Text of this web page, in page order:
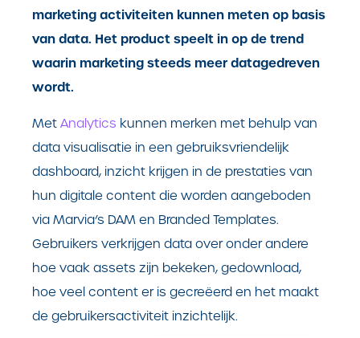
marketing activiteiten kunnen meten op basis
van data. Het product speelt in op de trend
waarin marketing steeds meer datagedreven
wordt.
Met Analytics kunnen merken met behulp van
data visualisatie in een gebruiksvriendelijk
dashboard, inzicht krijgen in de prestaties van
hun digitale content die worden aangeboden
via Marvia’s DAM en Branded Templates.
Gebruikers verkrijgen data over onder andere
hoe vaak assets zijn bekeken, gedownload,
hoe veel content er is gecreëerd en het maakt
de gebruikersactiviteit inzichtelijk.